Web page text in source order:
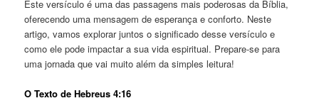
Este versículo é uma das passagens mais poderosas da Bíblia,
oferecendo uma mensagem de esperança e conforto. Neste
artigo, vamos explorar juntos o significado desse versículo e
como ele pode impactar a sua vida espiritual. Prepare-se para
uma jornada que vai muito além da simples leitura!
O Texto de Hebreus 4:16